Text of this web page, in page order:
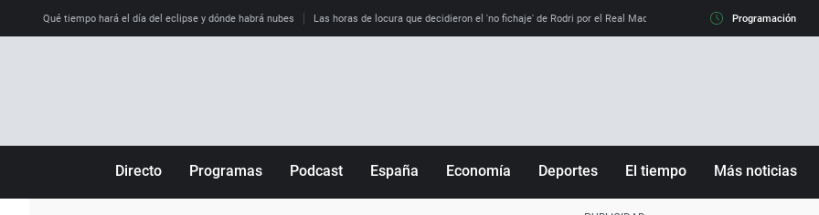
Qué tiempo hará el día del eclipse y dónde habrá nubes Las horas de locura que decidieron el 'no fichaje' de Rodri por el Real Madrid y su 'sí' al Barça La llamada
Programación
Directo Programas Podcast España Economía Deportes El tiempo Más noticias